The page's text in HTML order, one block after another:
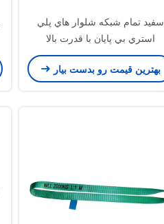
سفيد تمام شبكه شلوار هاي پلي
استري بي پايان با قدرت بالا
بهترین قیمت رو بدست بیار